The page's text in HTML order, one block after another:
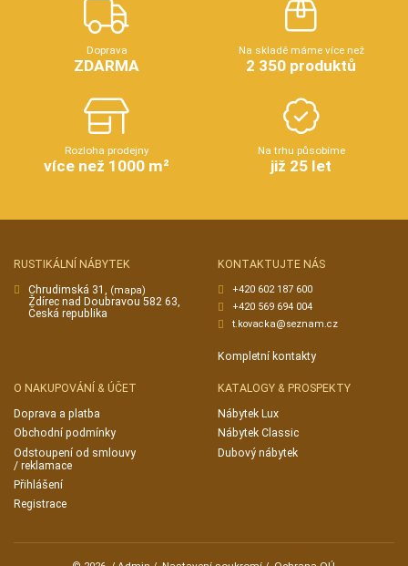
Doprava
ZDARMA
Na skladě máme více než
2 350 produktů
Rozloha prodejny
více než 1000 m²
Na trhu působíme
již 25 let
RUSTIKÁLNÍ NÁBYTEK
Chrudimská 31, (mapa)
Ždírec nad Doubravou 582 63,
Česká republika
KONTAKTUJTE NÁS
+420 602 187 600
+420 569 694 004
t.kovacka@seznam.cz
Kompletní kontakty
O NAKUPOVÁNÍ & ÚČET
Doprava a platba
Obchodní podmínky
Odstoupení od smlouvy
/ reklamace
Přihlášení
Registrace
KATALOGY & PROSPEKTY
Nábytek Lux
Nábytek Classic
Dubový nábytek